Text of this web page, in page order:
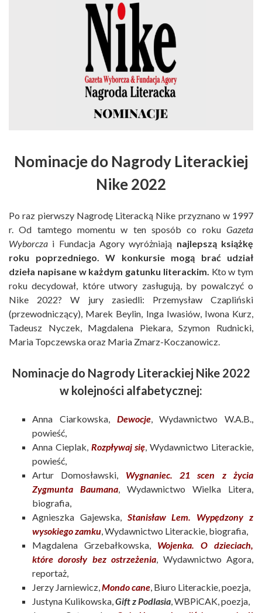
Nominacje do Nagrody Literackiej
Nike 2022
Po raz pierwszy Nagrodę Literacką Nike przyznano w 1997
r. Od tamtego momentu w ten sposób co roku Gazeta
Wyborcza i Fundacja Agory wyróżniają najlepszą książkę
roku poprzedniego. W konkursie mogą brać udział
dzieła napisane w każdym gatunku literackim. Kto w tym
roku decydował, które utwory zasługują, by powalczyć o
Nike 2022? W jury zasiedli: Przemysław Czapliński
(przewodniczący), Marek Beylin, Inga Iwasiów, Iwona Kurz,
Tadeusz Nyczek, Magdalena Piekara, Szymon Rudnicki,
Maria Topczewska oraz Maria Zmarz-Koczanowicz.
Nominacje do Nagrody Literackiej Nike 2022
w kolejności alfabetycznej:
Anna Ciarkowska, Dewocje, Wydawnictwo W.A.B.,
powieść,
Anna Cieplak, Rozpływaj się, Wydawnictwo Literackie,
powieść,
Artur Domosławski, Wygnaniec. 21 scen z życia
Zygmunta Baumana, Wydawnictwo Wielka Litera,
biografia,
Agnieszka Gajewska, Stanisław Lem. Wypędzony z
wysokiego zamku, Wydawnictwo Literackie, biografia,
Magdalena Grzebałkowska, Wojenka. O dzieciach,
które dorosły bez ostrzeżenia, Wydawnictwo Agora,
reportaż,
Jerzy Jarniewicz,Mondo cane, Biuro Literackie, poezja,
Justyna Kulikowska,Gift z Podlasia, WBPiCAK, poezja,